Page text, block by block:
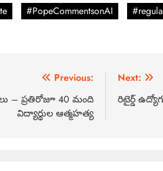
#PopeCommentsonAI
Previous:
– ప్రతిరోజూ 40 మంది
విద్యార్థుల ఆత్మహత్య
Next:
రిటైర్డ్